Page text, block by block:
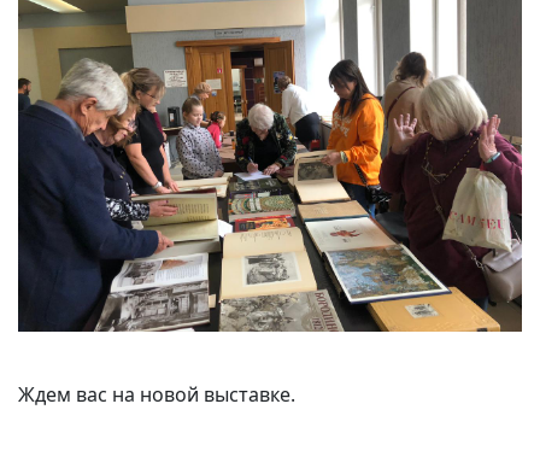
Ждем вас на новой выставке.